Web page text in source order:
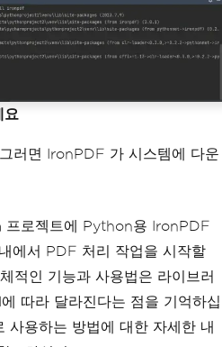
요
러면 IronPDF 가 시스템에 다운
프로젝트에 Python용 IronPDF
에서 PDF 처리 작업을 시작할
적인 기능과 사용법은 라이브러
따라 달라진다는 점을 기억하십
용하는 방법에 대한 자세한 내